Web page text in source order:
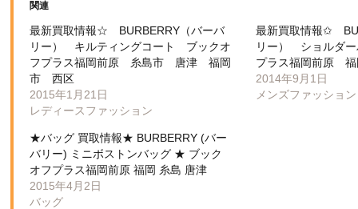
関連
最新買取情報☆ BURBERRY（バーバ
リー） キルティングコート ブックオ
フプラス福岡前原 糸島市 唐津 福岡
市 西区
2015年1月21日
レディースファッション
最新買取情報✩
リー） ショルダ
プラス福岡前原
2014年9月1日
メンズファッション
★バッグ 買取情報★ BURBERRY (バー
バリー) ミニボストンバッグ ★ ブック
オフプラス福岡前原 福岡 糸島 唐津
2015年4月2日
バッグ